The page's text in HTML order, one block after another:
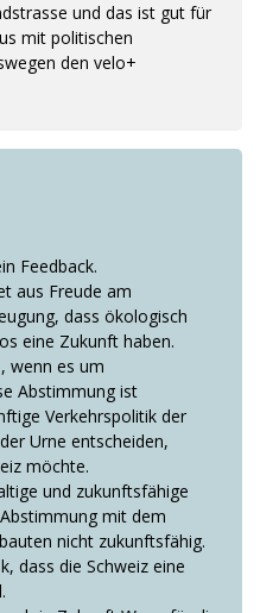
und das ist gut für
mit politischen
den velo+
Feedback.
aus Freude am
dass ökologisch
eine Zukunft haben.
wenn es um
Abstimmung ist
Verkehrspolitik der
Urne entscheiden,
möchte.
und zukunftsfähige
mit dem
nicht zukunftsfähig.
dass die Schweiz eine